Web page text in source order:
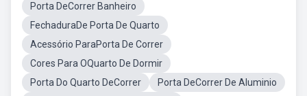
Porta DeCorrer Banheiro
FechaduraDe Porta De Quarto
Acessório ParaPorta De Correr
Cores Para OQuarto De Dormir
Porta Do Quarto DeCorrer
Porta DeCorrer De Aluminio